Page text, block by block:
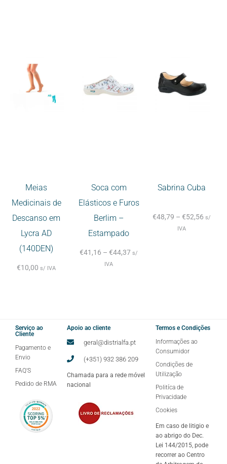
Meias
Medicinais de
Descanso em
Lycra AD
(140DEN)
€10,00 s/ IVA
Soca com
Elásticos e Furos
Berlim –
Estampado
€41,16 – €44,37 s/
IVA
Sabrina Cuba
€48,79 – €52,56 s/
IVA
Serviço ao
Cliente
Pagamento e
Envio
FAQ'S
Pedido de RMA
Apoio ao cliente
geral@distrialfa.pt
(+351) 932 386 209
Chamada para a rede móvel
nacional
Termos e Condições
Informações ao
Consumidor
Condições de
Utilização
Politíca de
Privacidade
Cookies
Em caso de litigio e
ao abrigo do Dec.
Lei 144/2015, pode
recorrer ao Centro